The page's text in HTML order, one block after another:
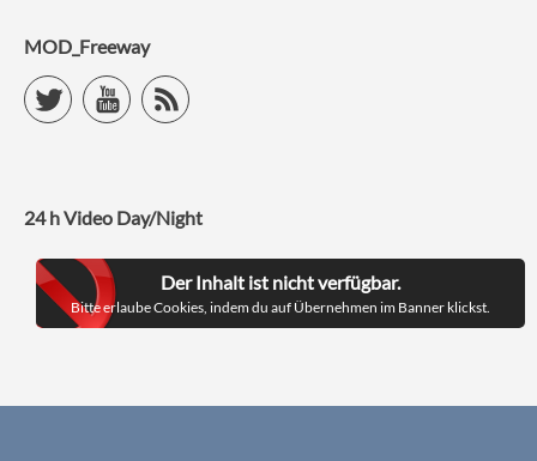
MOD_Freeway
Twitter YouTubeRSS Feed
24 h Video Day/Night
Der Inhalt ist nicht verfügbar.
Bitte erlaube Cookies, indem du auf Übernehmen im Banner klickst.